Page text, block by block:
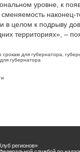
уровне, к
сменяемость наконец-
в целом к подрыву
территориях», –
срокам для губернатора
губернатора
регионов»